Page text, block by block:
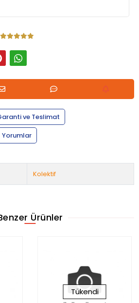
ve Teslimat
Yorumlar
Kolektif
Ürünler
Tükendi